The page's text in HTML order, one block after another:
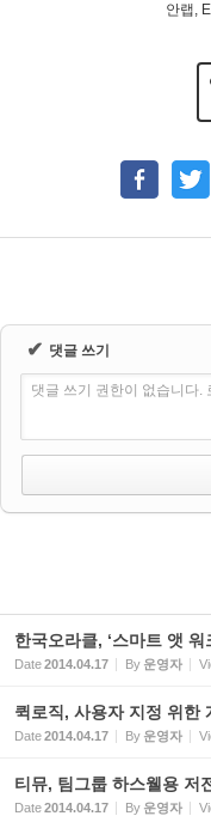
안랩,
✔ 댓글 쓰기
댓글 쓰기 권한이 없습니다.
한국오라클, ‘스마트 앳 워
Date2014.04.17 By 운영자
퀵로직, 사용자 지정 위한
Date2014.04.17 By 운영자
티뮤, 팀그룹 하스웰용 저
Date2014.04.17 By 운영자